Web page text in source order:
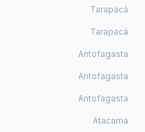
Tarapacá
Tarapacá
Antofagasta
Antofagasta
Antofagasta
Atacama